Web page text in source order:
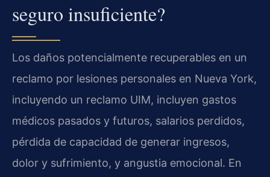
seguro insuficiente?
Los daños potencialmente recuperables en un
reclamo por lesiones personales en Nueva York,
incluyendo un reclamo UIM, incluyen gastos
médicos pasados y futuros, salarios perdidos,
pérdida de capacidad de generar ingresos,
dolor y sufrimiento, y angustia emocional. En